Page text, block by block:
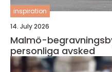
inspiration
14. July 2026
Malmö-
personliga avsked